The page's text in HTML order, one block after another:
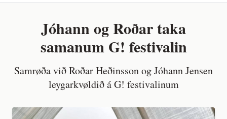
Jóhann og Roðar taka
samanum G! festivalin
Samrøða við Roðar Heðinsson og Jóhann Jensen
leygarkvøldið á G! festivalinum